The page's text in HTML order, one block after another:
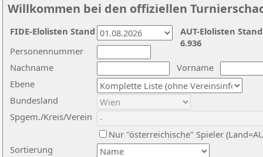
Willkommen bei den offiziellen
Nachname
Vorname
Ebene
Sortierung
Personennummer
Bundesland
Spgem./Kreis/Verein
Nur "österreichische" Spieler
AUT-Elolisten
6.936
FIDE-Elolisten Stand